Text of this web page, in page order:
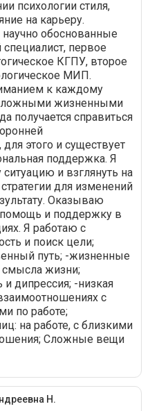
психологии стиля,
на карьеру.
обоснованные
первое
КГПУ, второе
МИП.
к каждому
жизненными
получается справиться
этого и существует
поддержка. Я
и взглянуть на
для изменений
Оказываю
и поддержку в
Я работаю с
и поиск цели;
путь; -жизненные
смысла жизни;
дипрессия; -низкая
с
по работе;
на работе, с близкими
Сложные вещи
Н.